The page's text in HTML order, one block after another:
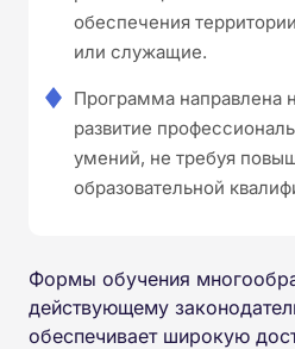
обеспечения
или служащие.
Программа направлена
развитие
умений, не требуя
образовательной
Формы обучения
действующему
обеспечивает широкую